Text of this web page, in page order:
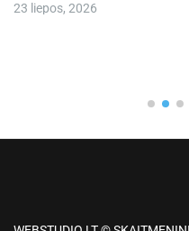
23 liepos, 2026